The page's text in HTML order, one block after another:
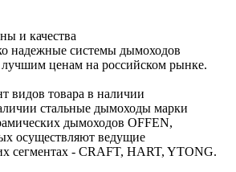
и качества
надежные системы дымоходов
ценам на российском рынке.
видов товара в наличии
стальные дымоходы марки
дымоходов OFFEN,
осуществляют ведущие
сегментах - CRAFT, HART, YTONG.